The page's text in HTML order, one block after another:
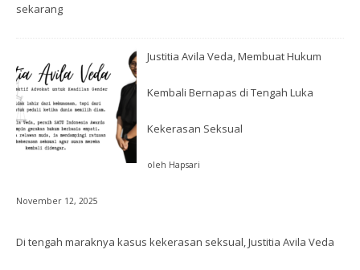
sekarang
Justitia Avila Veda, Membuat Hukum
Kembali Bernapas di Tengah Luka
Kekerasan Seksual
oleh Hapsari
November 12, 2025
Di tengah maraknya kasus kekerasan seksual, Justitia Avila Veda